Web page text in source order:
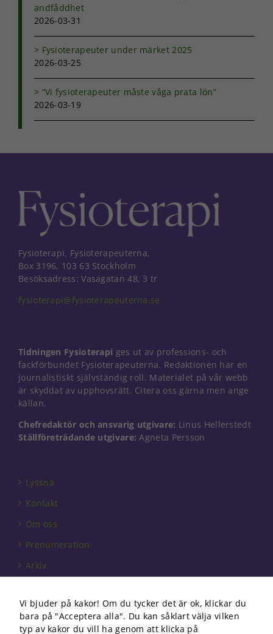
andfåddhet
2026-03-31
Fysioterapeuter under märket 2025
2026-03-25
”Vi fysioterapeuter måste våga prata lön”
2026-03-19
Fysioterapi, Fysioterapeuterna,
Box 3196, 103 63 Stockholm
Besöksadress: Vasagatan 48, 3 tr
fysioterapi@fysioterapeuterna.se
Tidningen Fysioterapi ges ut av professions- och
fackförbundet Fysioterapeuterna. Redaktionen har en
journalistiskt självständig roll. Materialet på vår webb
är skyddat av upphovsrätt. Citera oss gärna men ange
källan.
Chefredaktör och ansvarig utgivare: Linus Hellerstedt
Ställföreträdande utgivare: Agneta Persson
Lyssna
Kontakt
Om oss
Prenumeration
Arkiv
Förbundet
Om cookies
Vi bjuder på kakor! Om du tycker det är ok, klickar du
bara på "Acceptera alla". Du kan såklart välja vilken
typ av kakor du vill ha genom att klicka på
med dig av dina
intressen och ditt
anpassat innehåll